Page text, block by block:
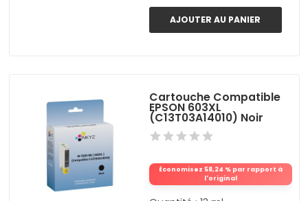
AJOUTER AU PANIER
Cartouche Compatible
EPSON 603XL
(C13T03A14010) Noir
Économisez 58,24 % par rapport à
l'original